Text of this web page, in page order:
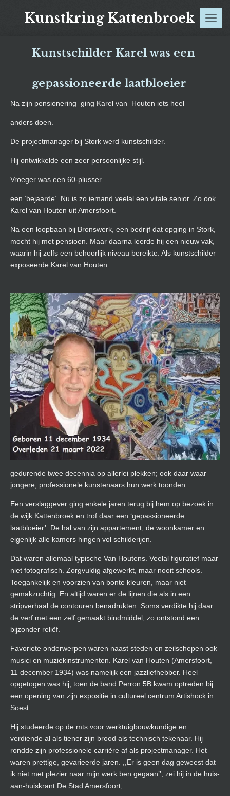
hoofdinhoud
Kunstkring Kattenbroek
Kunstschilder Karel was een
gepassioneerde laatbloeier
Na zijn pensionering ging Karel van Houten iets heel
anders doen.
De projectmanager bij Stork werd kunstschilder.
Hij ontwikkelde een zeer persoonlijke stijl.
Vroeger was een 60-plusser
een ‘bejaarde’. Nu is zo iemand veelal een vitale senior. Zo ook
Karel van Houten uit Amersfoort.
Na een loopbaan bij Bronswerk, een bedrijf dat opging in Stork,
mocht hij met pensioen. Maar daarna leerde hij een nieuw vak,
waarin hij zelfs een behoorlijk niveau bereikte. Als kunstschilder
exposeerde Karel van Houten
gedurende twee decennia op allerlei plekken; ook daar waar
jongere, professionele kunstenaars hun werk toonden.
Een verslaggever ging enkele jaren terug bij hem op bezoek in
de wijk Kattenbroek en trof daar een ‘gepassioneerde
laatbloeier’. De hal van zijn appartement, de woonkamer en
eigenlijk alle kamers hingen vol schilderijen.
Dat waren allemaal typische Van Houtens. Veelal figuratief maar
niet fotografisch. Zorgvuldig afgewerkt, maar nooit schools.
Toegankelijk en voorzien van bonte kleuren, maar niet
gemakzuchtig. En altijd waren er de lijnen die als in een
stripverhaal de contouren benadrukten. Soms verdikte hij daar
de verf met een zelf gemaakt bindmiddel; zo ontstond een
bijzonder reliëf.
Favoriete onderwerpen waren naast steden en zeilschepen ook
musici en muziekinstrumenten. Karel van Houten (Amersfoort,
11 december 1934) was namelijk een jazzliefhebber. Heel
opgetogen was hij, toen de band Perron 5B kwam optreden bij
een opening van zijn expositie in cultureel centrum Artishock in
Soest.
Hij studeerde op de mts voor werktuigbouwkundige en
verdiende al als tiener zijn brood als technisch tekenaar. Hij
rondde zijn professionele carrière af als projectmanager. Het
waren prettige, gevarieerde jaren. ,,Er is geen dag geweest dat
ik niet met plezier naar mijn werk ben gegaan’’, zei hij in de huis-
aan-huiskrant De Stad Amersfoort,